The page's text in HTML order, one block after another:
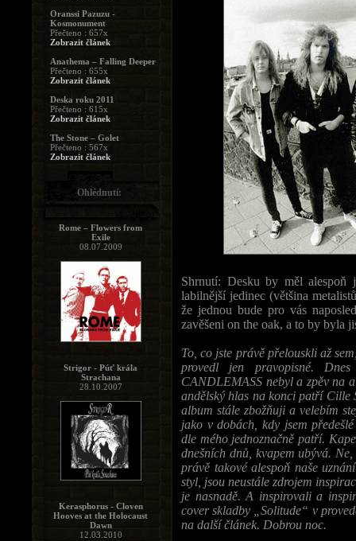
Shrnutí: Desku by měl alespoň
labilnější jedinec (většina
že jednou bude pro vás
zavěšeni on the oak, a to by byla
To, co jste právě přelouskli až
provedl jen pravopisné.
CANDLEMASS nebyl a zpěv na
andělský hlas na konci patří Cille
album stále zbožňuji a velebím
jako v dobách, kdy jsem
dle mého jednoznačně patří.
dnešních dnů, kvapem ubývá.
právě takové alespoň naše
styl, jsou neustále zdrojem
je nasnadě. A inspirovali a
cover skladby „Solitude“ v
na další článek. Dobrou noc.
Oranssi Pazuzu -
Kosmonument
Přečteno : 657x
Zobrazit článek
Anathema – Falling Deeper
Přečteno : 655x
Zobrazit článek
Deska roku 2011
Přečteno : 615x
Zobrazit článek
The Stone – Golet
Přečteno : 567x
Zobrazit článek
Ohlédnutí:
Rome – Flowers from
Exile
08.07.2009
Strigor - Púť krála
Strachana
28.10.2007
Kerasphorus - Cloven
Hooves at the Holocaust
Dawn
12.03.2010